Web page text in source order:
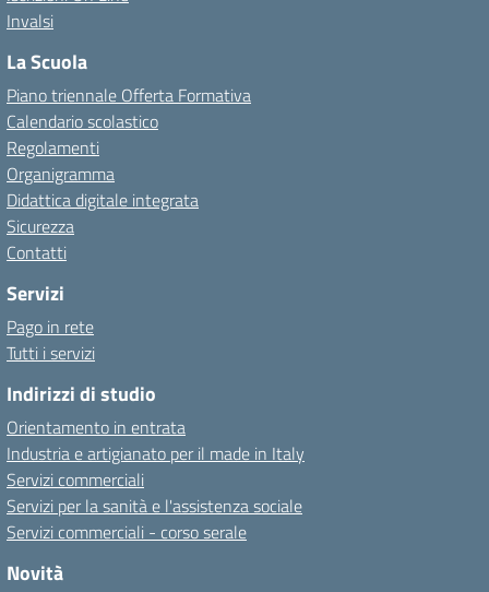
Invalsi
La Scuola
Piano triennale Offerta Formativa
Calendario scolastico
Regolamenti
Organigramma
Didattica digitale integrata
Sicurezza
Contatti
Servizi
Pago in rete
Tutti i servizi
Indirizzi di studio
Orientamento in entrata
Industria e artigianato per il made in Italy
Servizi commerciali
Servizi per la sanità e l'assistenza sociale
Servizi commerciali - corso serale
Novità